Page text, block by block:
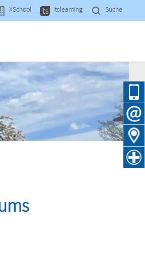
XSchool itslearning Suche